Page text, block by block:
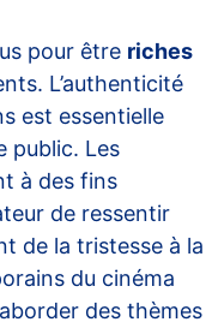
pour être riches
L’authenticité
est essentielle
public. Les
à des fins
de ressentir
de la tristesse à la
du cinéma
des thèmes